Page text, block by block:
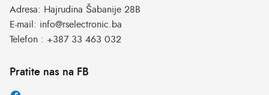
Adresa: Hajrudina Šabanije 28B
E-mail: info@rselectronic.ba
Telefon : +387 33 463 032
Pratite nas na FB